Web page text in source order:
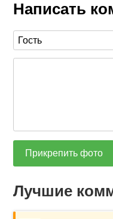
Написать
Прикрепить фото
Лучшие